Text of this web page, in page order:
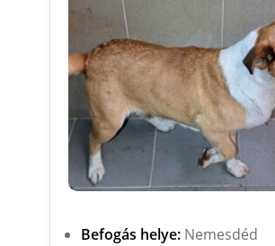
Befogás helye:Nemesdéd